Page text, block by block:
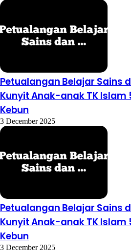
Petualangan Belajar Sains
Kunyit Anak-anak TK Islam
Kebun
3 December 2025
Petualangan Belajar Sains
Kunyit Anak-anak TK Islam
Kebun
3 December 2025